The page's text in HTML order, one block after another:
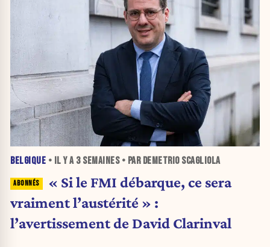
BELGIQUE • IL Y A 3 SEMAINES• PAR DEMETRIO SCAGLIOLA
« Si le FMI débarque, ce sera
vraiment l’austérité » :
l’avertissement de David Clarinval